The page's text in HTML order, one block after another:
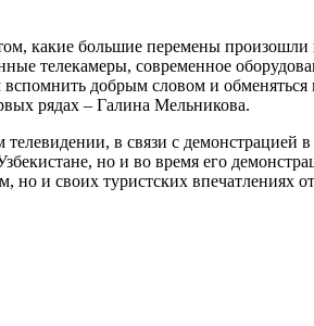
какие большие перемены
телекамеры, современное
добрым словом и
рядах – Галина Мельникова.
в связи с
но и во время его
но и своих туристских впечатлениях